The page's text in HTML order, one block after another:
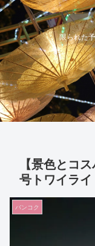
限られた
【景色とコ
号トワイラ
バンコク